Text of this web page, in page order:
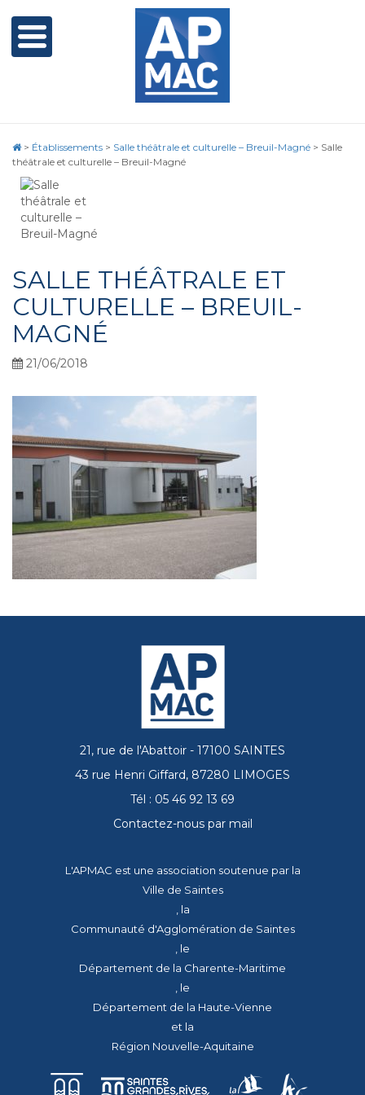
> Établissements > Salle théâtrale et culturelle – Breuil-Magné > Salle
théâtrale et culturelle – Breuil-Magné
SALLE THÉÂTRALE ET
CULTURELLE – BREUIL-
MAGNÉ
21/06/2018
21, rue de l'Abattoir - 17100 SAINTES
43 rue Henri Giffard, 87280 LIMOGES
Tél : 05 46 92 13 69
Contactez-nous par mail
L'APMAC est une association soutenue par la
Ville de Saintes
, la
Communauté d'Agglomération de Saintes
, le
Département de la Charente-Maritime
, le
Département de la Haute-Vienne
et la
Région Nouvelle-Aquitaine